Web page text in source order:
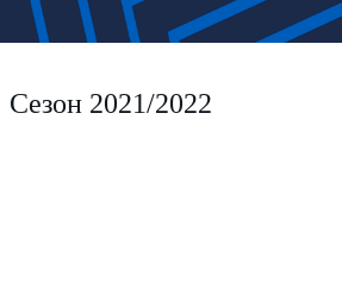
Сезон 2021/2022